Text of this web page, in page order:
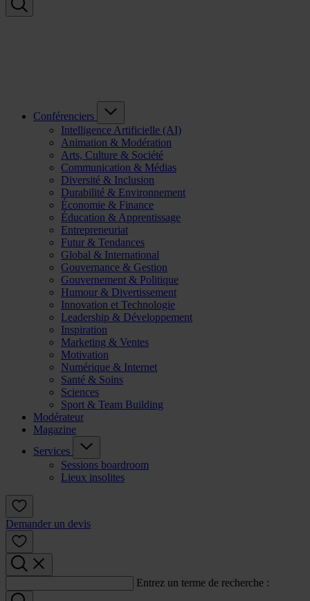
Conférenciers
Intelligence Artificielle (AI)
Animation & Modération
Arts, Culture & Société
Communication & Médias
Diversité & Inclusion
Durabilité & Environnement
Économie & Finance
Éducation & Apprentissage
Entrepreneuriat
Futur & Tendances
Global & International
Gouvernance & Gestion
Gouvernement & Politique
Humour & Divertissement
Innovation et Technologie
Leadership & Développement
Inspiration
Marketing & Ventes
Motivation
Numérique & Internet
Santé & Soins
Sciences
Sport & Team Building
Modérateur
Magazine
Services
Sessions boardroom
Lieux insolites
Demander un devis
Entrez un terme de recherche :